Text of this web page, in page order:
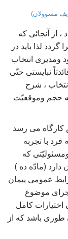
مسوولان)
از آنجائی که
لذا باید در
ومدیری انتخاب
نبایستی حتّی
، شرح
حجم وموقعیّت
کارگاه می رسد
با تجربه
که
دارد (مادّه ده )
عمومی پیمان
موضوع
اختیارات کامل
باشد که از